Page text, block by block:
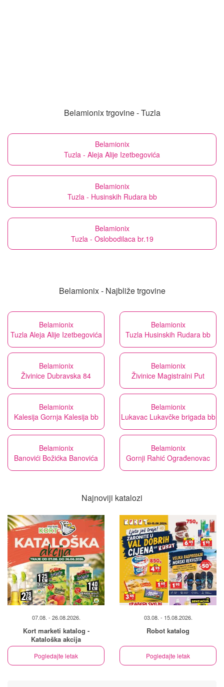
Belamionix trgovine - Tuzla
Belamionix
Tuzla - Aleja Alije Izetbegovića
Belamionix
Tuzla - Husinskih Rudara bb
Belamionix
Tuzla - Oslobodilaca br.19
Belamionix - Najbliže trgovine
Belamionix
Tuzla Aleja Alije Izetbegovića
Belamionix
Tuzla Husinskih Rudara bb
Belamionix
Živinice Dubravska 84
Belamionix
Živinice Magistralni Put
Belamionix
Kalesija Gornja Kalesija bb
Belamionix
Lukavac Lukavčke brigada bb
Belamionix
Banovići Božićka Banovića
Belamionix
Gornji Rahić Ograđenovac
Najnoviji katalozi
07.08. - 26.08.2026.
Kort marketi katalog -
Kataloška akcija
Pogledajte letak
03.08. - 15.08.2026.
Robot katalog
Pogledajte letak